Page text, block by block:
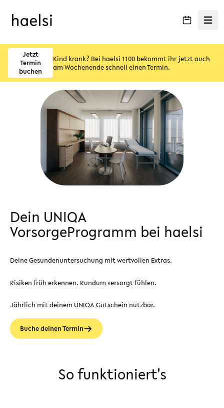
Menü
Jetzt
Termin
buchen
Kind krank? Bei haelsi 1100 bekommt ihr jetzt auch
am Wochenende schnell einen Termin.
Dein UNIQA
VorsorgeProgramm bei haelsi
Deine Gesundenuntersuchung mit wertvollen Extras.
Risiken früh erkennen. Rundum versorgt fühlen.
Jährlich mit deinem UNIQA Gutschein nutzbar.
Buche deinen Termin
So funktioniert's